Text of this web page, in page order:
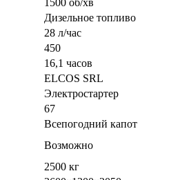
Дизельное топливо
28 л/час
450
16,1 часов
ELCOS SRL
Электростартер
67
Всепогодний капот
Возможно
2500 кг